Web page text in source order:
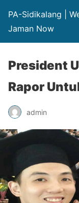
PA-Sidikalang |
Jaman Now
President
Rapor
admin